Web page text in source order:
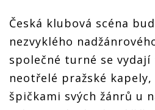
Česká klubová scéna
nezvyklého
společné turné se vydají
neotřelé pražské
špičkami svých žánrů u